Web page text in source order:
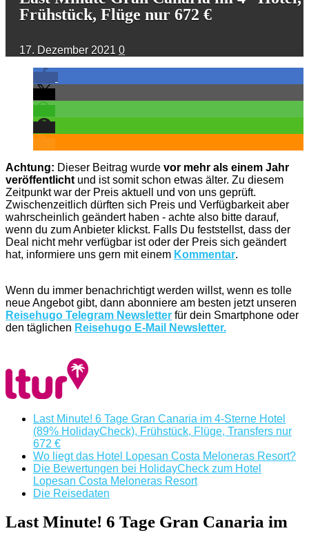
Frühstück, Flüge nur 672 €
17. Dezember 2021 0
Achtung: Dieser Beitrag wurde vor mehr als einem Jahr
veröffentlicht und ist somit schon etwas älter. Zu diesem
Zeitpunkt war der Preis aktuell und von uns geprüft.
Zwischenzeitlich dürften sich Preis und Verfügbarkeit aber
wahrscheinlich geändert haben - achte also bitte darauf,
wenn du zum Anbieter klickst. Falls Du feststellst, dass der
Deal nicht mehr verfügbar ist oder der Preis sich geändert
hat, informiere uns gern mit einem Kommentar.
Wenn du immer benachrichtigt werden willst, wenn es tolle
neue Angebot gibt, dann abonniere am besten jetzt unseren
Reisehugo Telegram Newsletter für dein Smartphone oder
den täglichen Reisehugo E-Mail Newsletter.
Last Minute! 6 Tage Gran Canaria im 4-Sterne Hotel
(89% HolidayCheck), Frühstück, Flüge, Transfers nur
672 €
Wo liegt das Hotel Lopesan Costa Meloneras Resort?
Die Bewertungen bei HolidayCheck zum Hotel
Lopesan Costa Meloneras Resort
Die Reisedaten
Last Minute! 6 Tage Gran Canaria im